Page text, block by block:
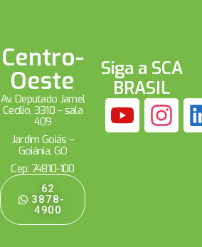
Centro-
Oeste
Av. Deputado Jamel
Cecílio, 3310 – sala
409
Jardim Goiás –
Goiânia, GO
Cep: 74810-100
62
3878-
4900
Siga a SCA
BRASIL